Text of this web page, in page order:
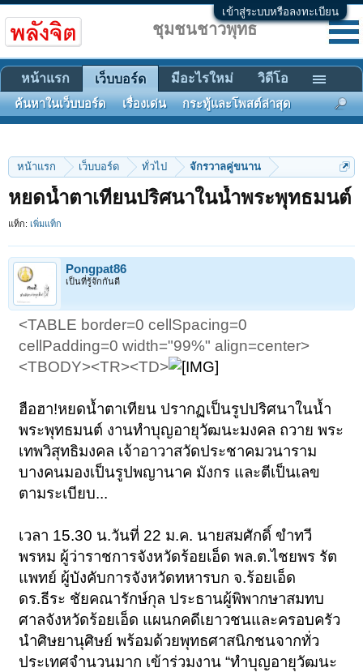
เข้าสู่ระบบหรือลงทะเบียน
หน้าแรก เว็บบอร์ด ทั่วไป จักรวาลคู่ขนาน
หยดน้ำตาเทียนปริศนาในน้ำพระพุทธมนต์
แท็ก: เพิ่มแท็ก
Pongpat86
เป็นที่รู้จักกันดี
<TABLE border=0 cellSpacing=0
cellPadding=0 width="99%" align=center>
<TBODY><TR><TD>
ฮือฮา!หยดน้ำตาเทียน ปรากฏเป็นรูปปริศนาในน้ำ
พระพุทธมนต์ งานทำบุญอายุวัฒนะมงคล ถวาย พระ
เทพวิสุทธิมงคล เจ้าอาวาสวัดประชาคมวนาราม
บางคนมองเป็นรูปพญานาค มังกร และตีเป็นเลข
ตามระเบียบ...
เวลา 15.30 น.วันที่ 22 ม.ค. นายสมศักดิ์ ขำทวี
พรหม ผู้ว่าราชการจังหวัดร้อยเอ็ด พล.ต.ไชยพร รัต
แพทย์ ผู้บังคับการจังหวัดทหารบก จ.ร้อยเอ็ด
ดร.ธีระ ชัยคณารักษ์กุล ประธานผู้พิพากษาสมทบ
ศาลจังหวัดร้อยเอ็ด แผนกคดีเยาวชนและครอบครัว
นำศิษยานุศิษย์ พร้อมด้วยพุทธศาสนิกชนจากทั่ว
ประเทศจำนวนมาก เข้าร่วมงาน “ทำบุญอายุวัฒนะ
ชุมชนชาวพุทธ
หน้าแรก เว็บบอร์ด
ค้นหาในเว็บบอร์ด เรื่องเด่น กระทู้และโพสต์ล่าสุด
มีอะไรใหม่ วิดีโอ